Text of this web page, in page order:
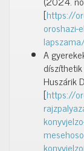
[https://
oroshazi-
A
Huszárik
[https://